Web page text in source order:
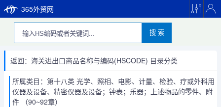
365外贸网
搜 索
返回：海关进出口商品名称与编码(HSCODE) 目录分类
所属类目：第十八类 光学、照相、电影、计量、检验、疗或外科用
仪器及设备、精密仪器及设备；钟表；乐器；上述物品的零件、附
件 （90~92章）